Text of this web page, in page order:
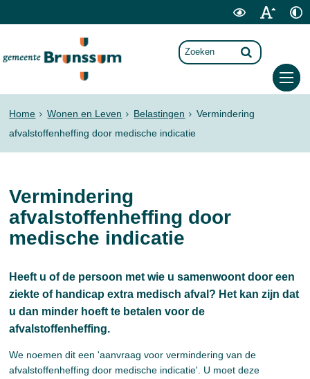
Home Wonen en Leven Belastingen
Vermindering
afvalstoffenheffing door medische indicatie
Vermindering
afvalstoffenheffing door
medische indicatie
Heeft u of de persoon met wie u samenwoont door een
ziekte of handicap extra medisch afval? Het kan zijn dat
u dan minder hoeft te betalen voor de
afvalstoffenheffing.
We noemen dit een 'aanvraag voor vermindering van de
afvalstoffenheffing door medische indicatie'. U moet deze